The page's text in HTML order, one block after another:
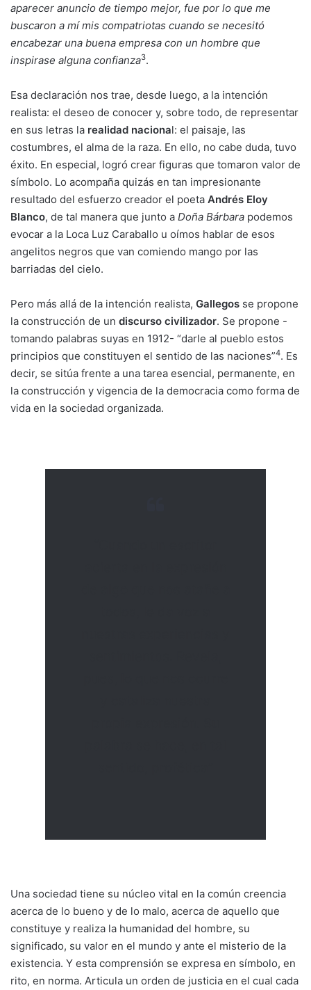
aparecer anuncio de tiempo mejor, fue por lo que me
buscaron a mí mis compatriotas cuando se necesitó
encabezar una buena empresa con un hombre que
inspirase alguna confianza3.
Esa declaración nos trae, desde luego, a la intención
realista: el deseo de conocer y, sobre todo, de representar
en sus letras la realidad nacional: el paisaje, las
costumbres, el alma de la raza. En ello, no cabe duda, tuvo
éxito. En especial, logró crear figuras que tomaron valor de
símbolo. Lo acompaña quizás en tan impresionante
resultado del esfuerzo creador el poeta Andrés Eloy
Blanco, de tal manera que junto a Doña Bárbara podemos
evocar a la Loca Luz Caraballo u oímos hablar de esos
angelitos negros que van comiendo mango por las
barriadas del cielo.
Pero más allá de la intención realista, Gallegos se propone
la construcción de un discurso civilizador. Se propone -
tomando palabras suyas en 1912- “darle al pueblo estos
principios que constituyen el sentido de las naciones”4. Es
decir, se sitúa frente a una tarea esencial, permanente, en
la construcción y vigencia de la democracia como forma de
vida en la sociedad organizada.
Una sociedad tiene su núcleo vital en la común creencia
acerca de lo bueno y de lo malo, acerca de aquello que
constituye y realiza la humanidad del hombre, su
significado, su valor en el mundo y ante el misterio de la
existencia. Y esta comprensión se expresa en símbolo, en
rito, en norma. Articula un orden de justicia en el cual cada